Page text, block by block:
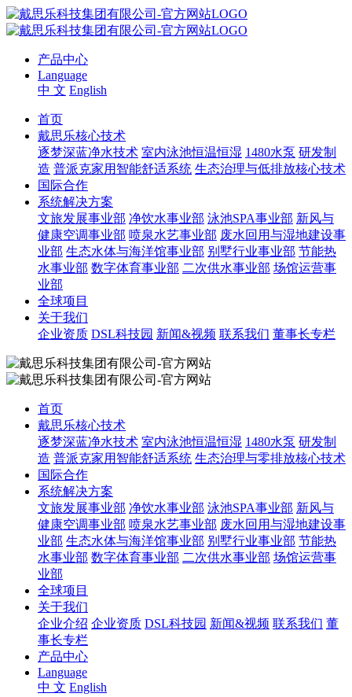
产品中心
Language
中 文 English
首页
戴思乐核心技术
逐梦深蓝净水技术 室内泳池恒温恒湿 1480水泵 研发制
造 普派克家用智能舒适系统 生态治理与低排放核心技术
国际合作
系统解决方案
文旅发展事业部 净饮水事业部 泳池SPA事业部 新风与
健康空调事业部 喷泉水艺事业部 废水回用与湿地建设事
业部 生态水体与海洋馆事业部 别墅行业事业部 节能热
水事业部 数字体育事业部 二次供水事业部 场馆运营事
业部
全球项目
关于我们
企业资质 DSL科技园 新闻&视频 联系我们 董事长专栏
首页
戴思乐核心技术
逐梦深蓝净水技术 室内泳池恒温恒湿 1480水泵 研发制
造 普派克家用智能舒适系统 生态治理与零排放核心技术
国际合作
系统解决方案
文旅发展事业部 净饮水事业部 泳池SPA事业部 新风与
健康空调事业部 喷泉水艺事业部 废水回用与湿地建设事
业部 生态水体与海洋馆事业部 别墅行业事业部 节能热
水事业部 数字体育事业部 二次供水事业部 场馆运营事
业部
全球项目
关于我们
企业介绍 企业资质 DSL科技园 新闻&视频 联系我们 董
事长专栏
产品中心
Language
中 文 English